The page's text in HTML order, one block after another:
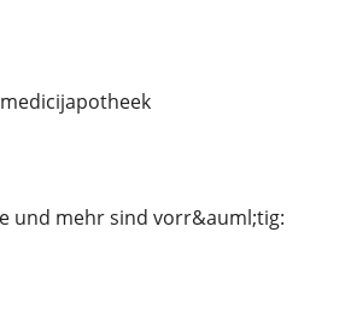
und mehr sind vorr&auml;tig: